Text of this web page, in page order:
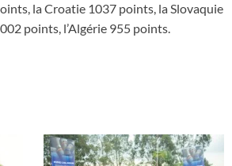
la Croatie 1037 points, la Slovaquie
points, l’Algérie 955 points.